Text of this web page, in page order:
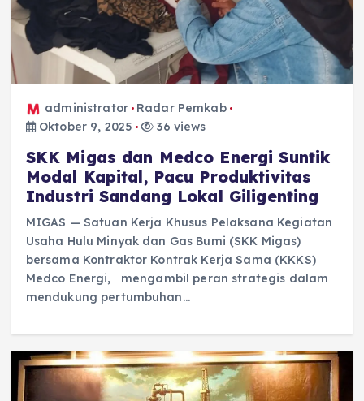
administrator
Radar Pemkab
Oktober 9, 2025
36 views
SKK Migas dan Medco Energi Suntik
Modal Kapital, Pacu Produktivitas
Industri Sandang Lokal Giligenting
MIGAS — Satuan Kerja Khusus Pelaksana Kegiatan
Usaha Hulu Minyak dan Gas Bumi (SKK Migas)
bersama Kontraktor Kontrak Kerja Sama (KKKS)
Medco Energi, mengambil peran strategis dalam
mendukung pertumbuhan…